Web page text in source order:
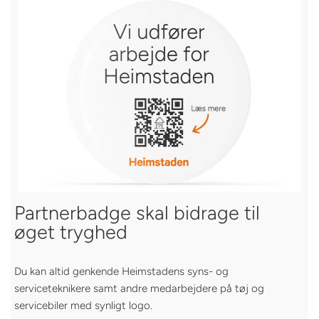
Partnerbadge skal bidrage til
øget tryghed
Du kan altid genkende Heimstadens syns- og
serviceteknikere samt andre medarbejdere på tøj og
servicebiler med synligt logo.